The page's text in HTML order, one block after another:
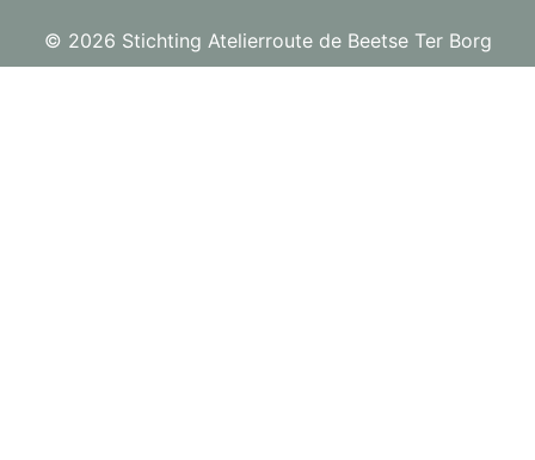
© 2026 Stichting Atelierroute de Beetse Ter Borg